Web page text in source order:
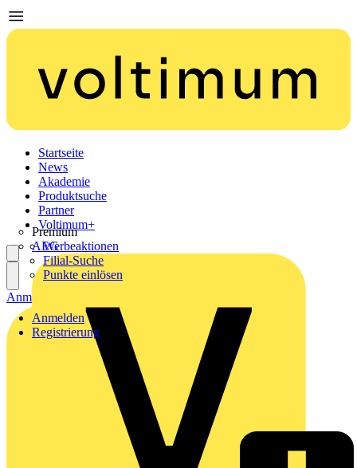
Startseite
News
Akademie
Produktsuche
Partner
Premium
AEG
Voltimum+
Werbeaktionen
Filial-Suche
Punkte einlösen
Anmelden
Registrierung
Anmelden